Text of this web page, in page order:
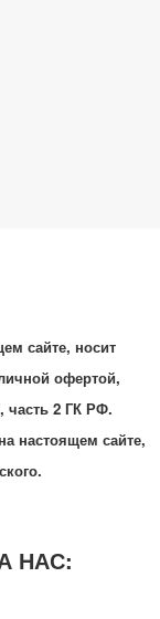
сайте, носит
офертой,
часть 2 ГК РФ.
настоящем сайте,
НАС: